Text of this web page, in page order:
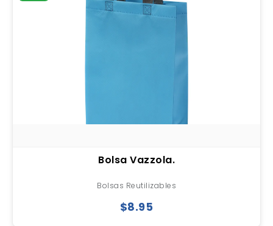
Bolsa Vazzola.
Bolsas Reutilizables
$8.95